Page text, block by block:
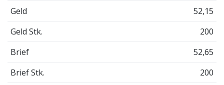
Geld
52,15
Geld Stk.
200
Brief
52,65
Brief Stk.
200